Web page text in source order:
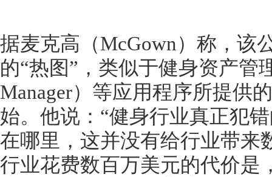
据麦克高（McGown）称，该
的“热图”，类似于健身资产管
Manager）等应用程序所提供
始。他说：“健身行业真正犯
在哪里，这并没有给行业带来
行业花费数百万美元的代价是